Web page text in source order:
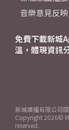
音樂意見反映
免費下載新城
溫，體現資訊
新城廣播有限公司
Copyright 2026©
reserved.